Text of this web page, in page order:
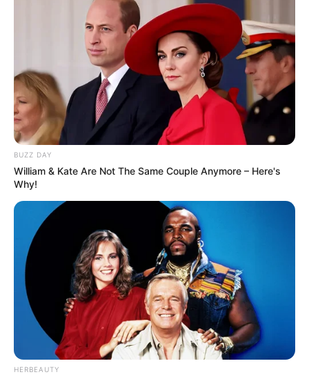
BUZZ DAY
William & Kate Are Not The Same Couple Anymore – Here's
Why!
HERBEAUTY